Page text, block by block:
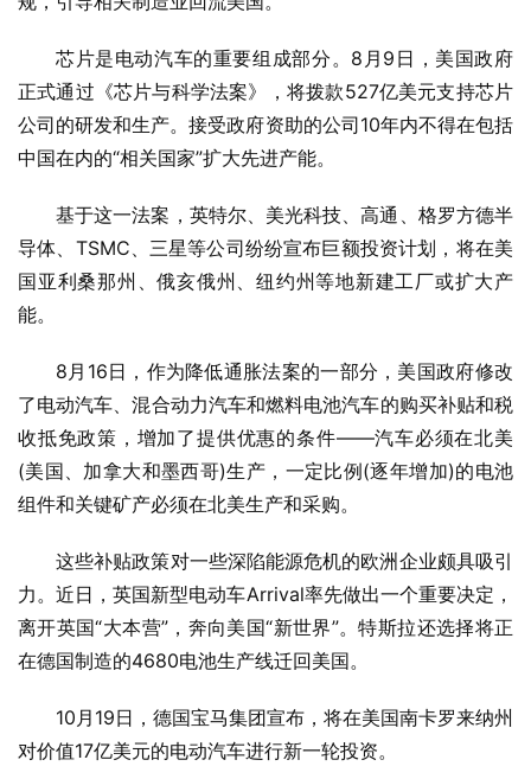
芯片是电动汽车的重要组成部分。8月9日，美国政府
正式通过《芯片与科学法案》，将拨款527亿美元支持芯片
公司的研发和生产。接受政府资助的公司10年内不得在包括
中国在内的“相关国家”扩大先进产能。
基于这一法案，英特尔、美光科技、高通、格罗方德半
导体、TSMC、三星等公司纷纷宣布巨额投资计划，将在美
国亚利桑那州、俄亥俄州、纽约州等地新建工厂或扩大产
能。
8月16日，作为降低通胀法案的一部分，美国政府修改
了电动汽车、混合动力汽车和燃料电池汽车的购买补贴和税
收抵免政策，增加了提供优惠的条件——汽车必须在北美
(美国、加拿大和墨西哥)生产，一定比例(逐年增加)的电池
组件和关键矿产必须在北美生产和采购。
这些补贴政策对一些深陷能源危机的欧洲企业颇具吸引
力。近日，英国新型电动车Arrival率先做出一个重要决定，
离开英国“大本营”，奔向美国“新世界”。特斯拉还选择将正
在德国制造的4680电池生产线迁回美国。
10月19日，德国宝马集团宣布，将在美国南卡罗来纳州
对价值17亿美元的电动汽车进行新一轮投资。